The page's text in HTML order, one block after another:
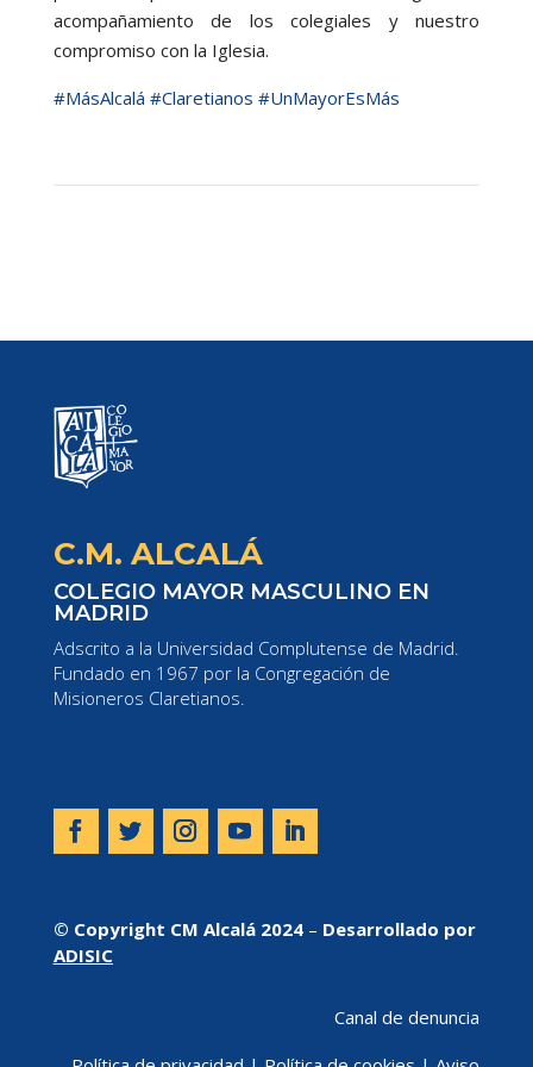
acompañamiento de los colegiales y nuestro
compromiso con la Iglesia.
#MásAlcalá #Claretianos #UnMayorEsMás
C.M. ALCALÁ
COLEGIO MAYOR MASCULINO EN
MADRID
Adscrito a la Universidad Complutense de Madrid.
Fundado en 1967 por la Congregación de
Misioneros Claretianos.
© Copyright CM Alcalá 2024– Desarrollado por
ADISIC
Canal de denuncia